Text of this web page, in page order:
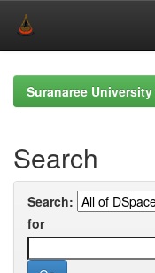
navigationSuranaree
Search
Search:
for